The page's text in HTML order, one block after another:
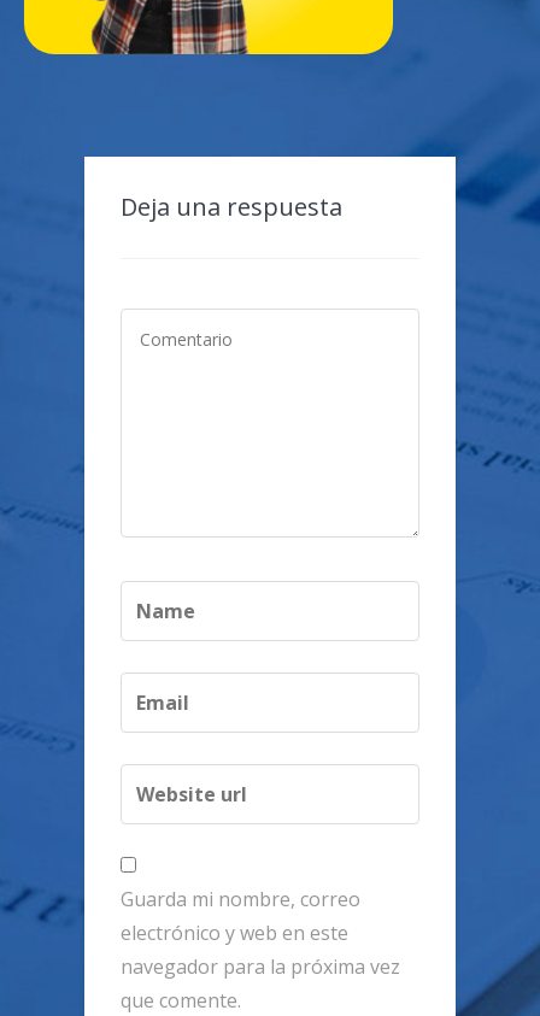
Deja una respuesta
Guarda mi nombre, correo
electrónico y web en este
navegador para la próxima vez
que comente.